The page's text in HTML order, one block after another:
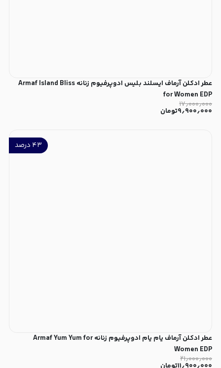
عطر ادکلن آرماف ایسلند بلیس ادوپرفیوم زنانه Armaf Island Bliss
for Women EDP
۱۷٫۰۰۰٫۰۰۰
۹٫۹۰۰٫۰۰۰تومان
۴۳ درصد
عطر ادکلن آرماف یام یام ادوپرفیوم زنانه Armaf Yum Yum for
Women EDP
۲۱٫۰۰۰٫۰۰۰